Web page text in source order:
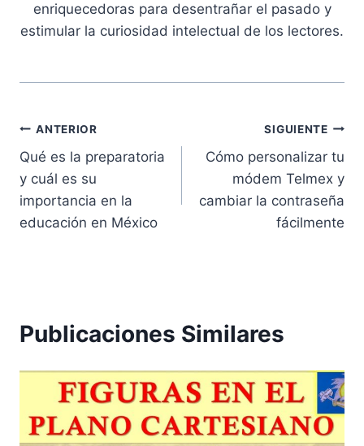
enriquecedoras para desentrañar el pasado y
estimular la curiosidad intelectual de los lectores.
Navegación
de
entradas
ANTERIOR
Qué es la preparatoria
y cuál es su
importancia en la
educación en México
SIGUIENTE
Cómo personalizar tu
módem Telmex y
cambiar la contraseña
fácilmente
Publicaciones Similares